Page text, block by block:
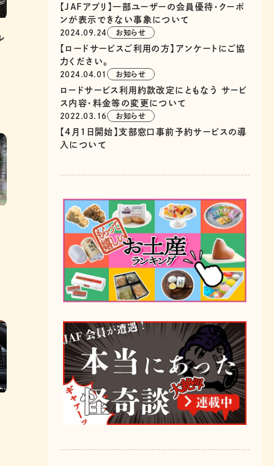
【JAFアプリ】一部ユーザーの会員優待・クーポ
ンが表示できない事象について
2024.09.24 お知らせ
【ロードサービスご利用の方】アンケートにご協
力ください。
2024.04.01 お知らせ
ロードサービス利用約款改定にともなう サービ
ス内容・料金等の変更について
2022.03.16 お知らせ
【4月1日開始】支部窓口事前予約サービスの導
入について